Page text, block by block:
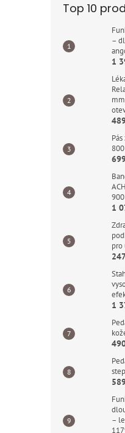
Top 10
–
1
800
900
1
pro
1
–